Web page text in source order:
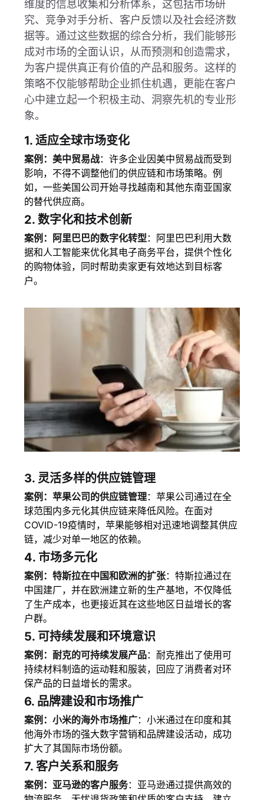
维度的信息收集和分析体系，这包括市场研
究、竞争对手分析、客户反馈以及社会经济数
据等。通过这些数据的综合分析，我们能够形
成对市场的全面认识，从而预测和创造需求，
为客户提供真正有价值的产品和服务。这样的
策略不仅能够帮助企业抓住机遇，更能在客户
心中建立起一个积极主动、洞察先机的专业形
象。
1. 适应全球市场变化
案例：美中贸易战：许多企业因美中贸易战而受到
影响，不得不调整他们的供应链和市场策略。例
如，一些美国公司开始寻找越南和其他东南亚国家
的替代供应商。
2. 数字化和技术创新
案例：阿里巴巴的数字化转型：阿里巴巴利用大数
据和人工智能来优化其电子商务平台，提供个性化
的购物体验，同时帮助卖家更有效地达到目标客
户。
3. 灵活多样的供应链管理
案例：苹果公司的供应链管理：苹果公司通过在全
球范围内多元化其供应链来降低风险。在面对
COVID-19疫情时，苹果能够相对迅速地调整其供应
链，减少对单一地区的依赖。
4. 市场多元化
案例：特斯拉在中国和欧洲的扩张：特斯拉通过在
中国建厂，并在欧洲建立新的生产基地，不仅降低
了生产成本，也更接近其在这些地区日益增长的客
户群。
5. 可持续发展和环境意识
案例：耐克的可持续发展产品：耐克推出了使用可
持续材料制造的运动鞋和服装，回应了消费者对环
保产品的日益增长的需求。
6. 品牌建设和市场推广
案例：小米的海外市场推广：小米通过在印度和其
他海外市场的强大数字营销和品牌建设活动，成功
扩大了其国际市场份额。
7. 客户关系和服务
案例：亚马逊的客户服务：亚马逊通过提供高效的